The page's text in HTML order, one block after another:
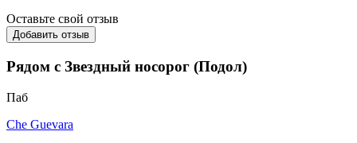
Оставьте свой отзыв
Добавить отзыв
Рядом с Звездный носорог (Подол)
Паб
Che Guevara